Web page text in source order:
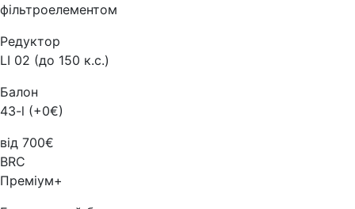
фільтроелементом
Редуктор
LI 02 (до 150 к.с.)
Балон
43-l (+0€)
від 700€
BRC
Преміум+